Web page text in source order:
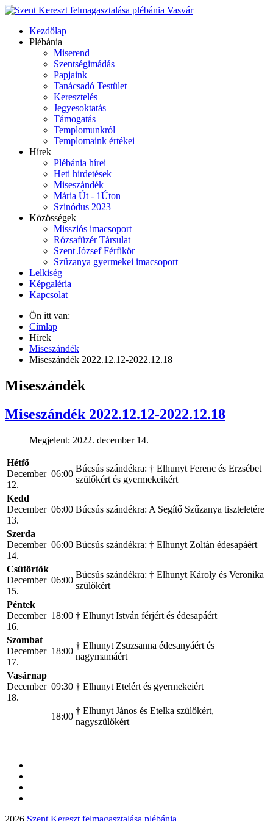
Kezdőlap
Plébánia
Miserend
Szentségimádás
Papjaink
Tanácsadó Testület
Keresztelés
Jegyesoktatás
Támogatás
Templomunkról
Templomaink értékei
Hírek
Plébánia hírei
Heti hirdetések
Miseszándék
Mária Út - 1Úton
Szinódus 2023
Közösségek
Missziós imacsoport
Rózsafüzér Társulat
Szent József Férfikör
Szűzanya gyermekei imacsoport
Lelkiség
Képgaléria
Kapcsolat
Ön itt van:
Címlap
Hírek
Miseszándék
Miseszándék 2022.12.12-2022.12.18
Miseszándék
Miseszándék 2022.12.12-2022.12.18
Megjelent: 2022. december 14.
Hétfő
December
12.
06:00
Búcsús szándékra: † Elhunyt Ferenc és Erzsébet
szülőkért és gyermekeikért
Kedd
December
13.
06:00 Búcsús szándékra: A Segítő Szűzanya tiszteletére
Szerda
December
14.
06:00 Búcsús szándékra: † Elhunyt Zoltán édesapáért
Csütörtök
December
15.
06:00
Búcsús szándékra: † Elhunyt Károly és Veronika
szülőkért
Péntek
December
16.
18:00 † Elhunyt István férjért és édesapáért
Szombat
December
17.
18:00
† Elhunyt Zsuzsanna édesanyáért és
nagymamáért
Vasárnap
December
18.
09:30 † Elhunyt Etelért és gyermekeiért
18:00
† Elhunyt János és Etelka szülőkért,
nagyszülőkért
2026 Szent Kereszt felmagasztalása plébánia